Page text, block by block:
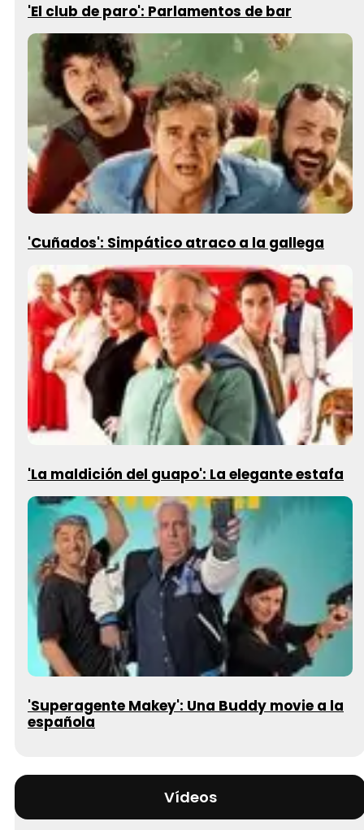
'El club de paro': Parlamentos de bar
'Cuñados': Simpático atraco a la gallega
'La maldición del guapo': La elegante estafa
'Superagente Makey': Una Buddy movie a la
española
Vídeos